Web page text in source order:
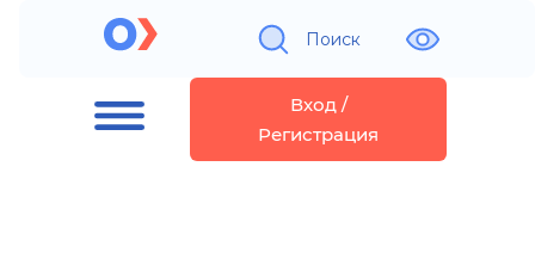
Поиск
Вход /
Регистрация